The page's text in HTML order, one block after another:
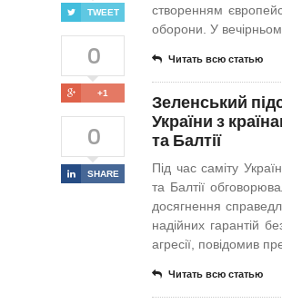
TWEET
0
+1
0
SHARE
створенням
оборони. У
Читать всю статью
Зеленський
України з
та Балтії
Під час саміту
та Балтії
досягнення
надійних гарантій
агресії, повідомив
Читать всю статью